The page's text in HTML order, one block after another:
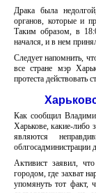
Драка была
органов, которые и
Таким образом, в
начался, и в нем
Следует напомнить,
все стране мэр
протеста действовать
Как сообщил
Харькове, какие-либо
являются
облгосадминистрации
Активист заявил,
городом, где захват
упомянуть тот факт,